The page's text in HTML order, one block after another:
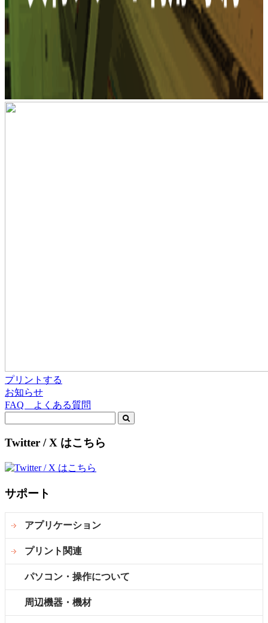
プリントする
お知らせ
FAQ よくある質問
for:
Twitter / X はこちら
サポート
アプリケーション
プリント関連
パソコン・操作について
周辺機器・機材